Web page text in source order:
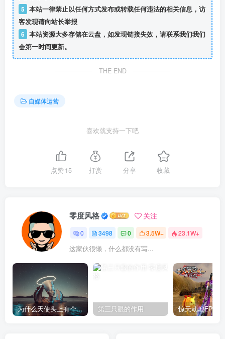
5 本站一律禁止以任何方式发布或转载任何违法的相关信息，访
客发现请向站长举报
6 本站资源大多存储在云盘，如发现链接失效，请联系我们我们
会第一时间更新。
THE END
自媒体运营
喜欢就支持一下吧
点赞15 打赏 分享 收藏
零度风格 关注
0 3498 0 3.5W+ 23.1W+
这家伙很懒，什么都没有写...
为什么天使头上有个圈？ 第三只眼的作用